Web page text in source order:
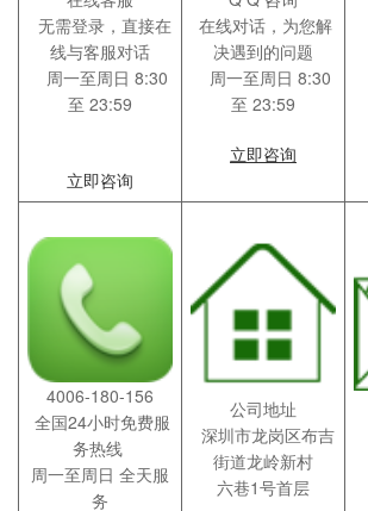
无需登录，直接在
线与客服对话
周一至周日 8:30
至 23:59
立即咨询
在线对话，为您解
决遇到的问题
周一至周日 8:30
至 23:59
立即咨询
4006-180-156
全国24小时免费服
务热线
周一至周日 全天服
务
公司地址
深圳市龙岗区布吉
街道龙岭新村
六巷1号首层